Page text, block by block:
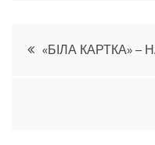
Навігація
«БІЛА КАРТКА» –